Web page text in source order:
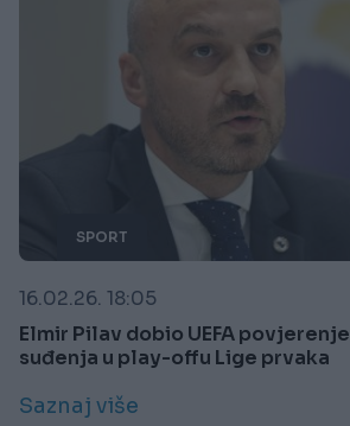
SPORT
16.02.26. 18:05
Elmir Pilav dobio UEFA
suđenja u play-offu Lige prvaka
Saznaj više